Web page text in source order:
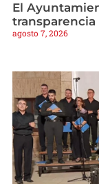
El
transparencia
agosto 7, 2026